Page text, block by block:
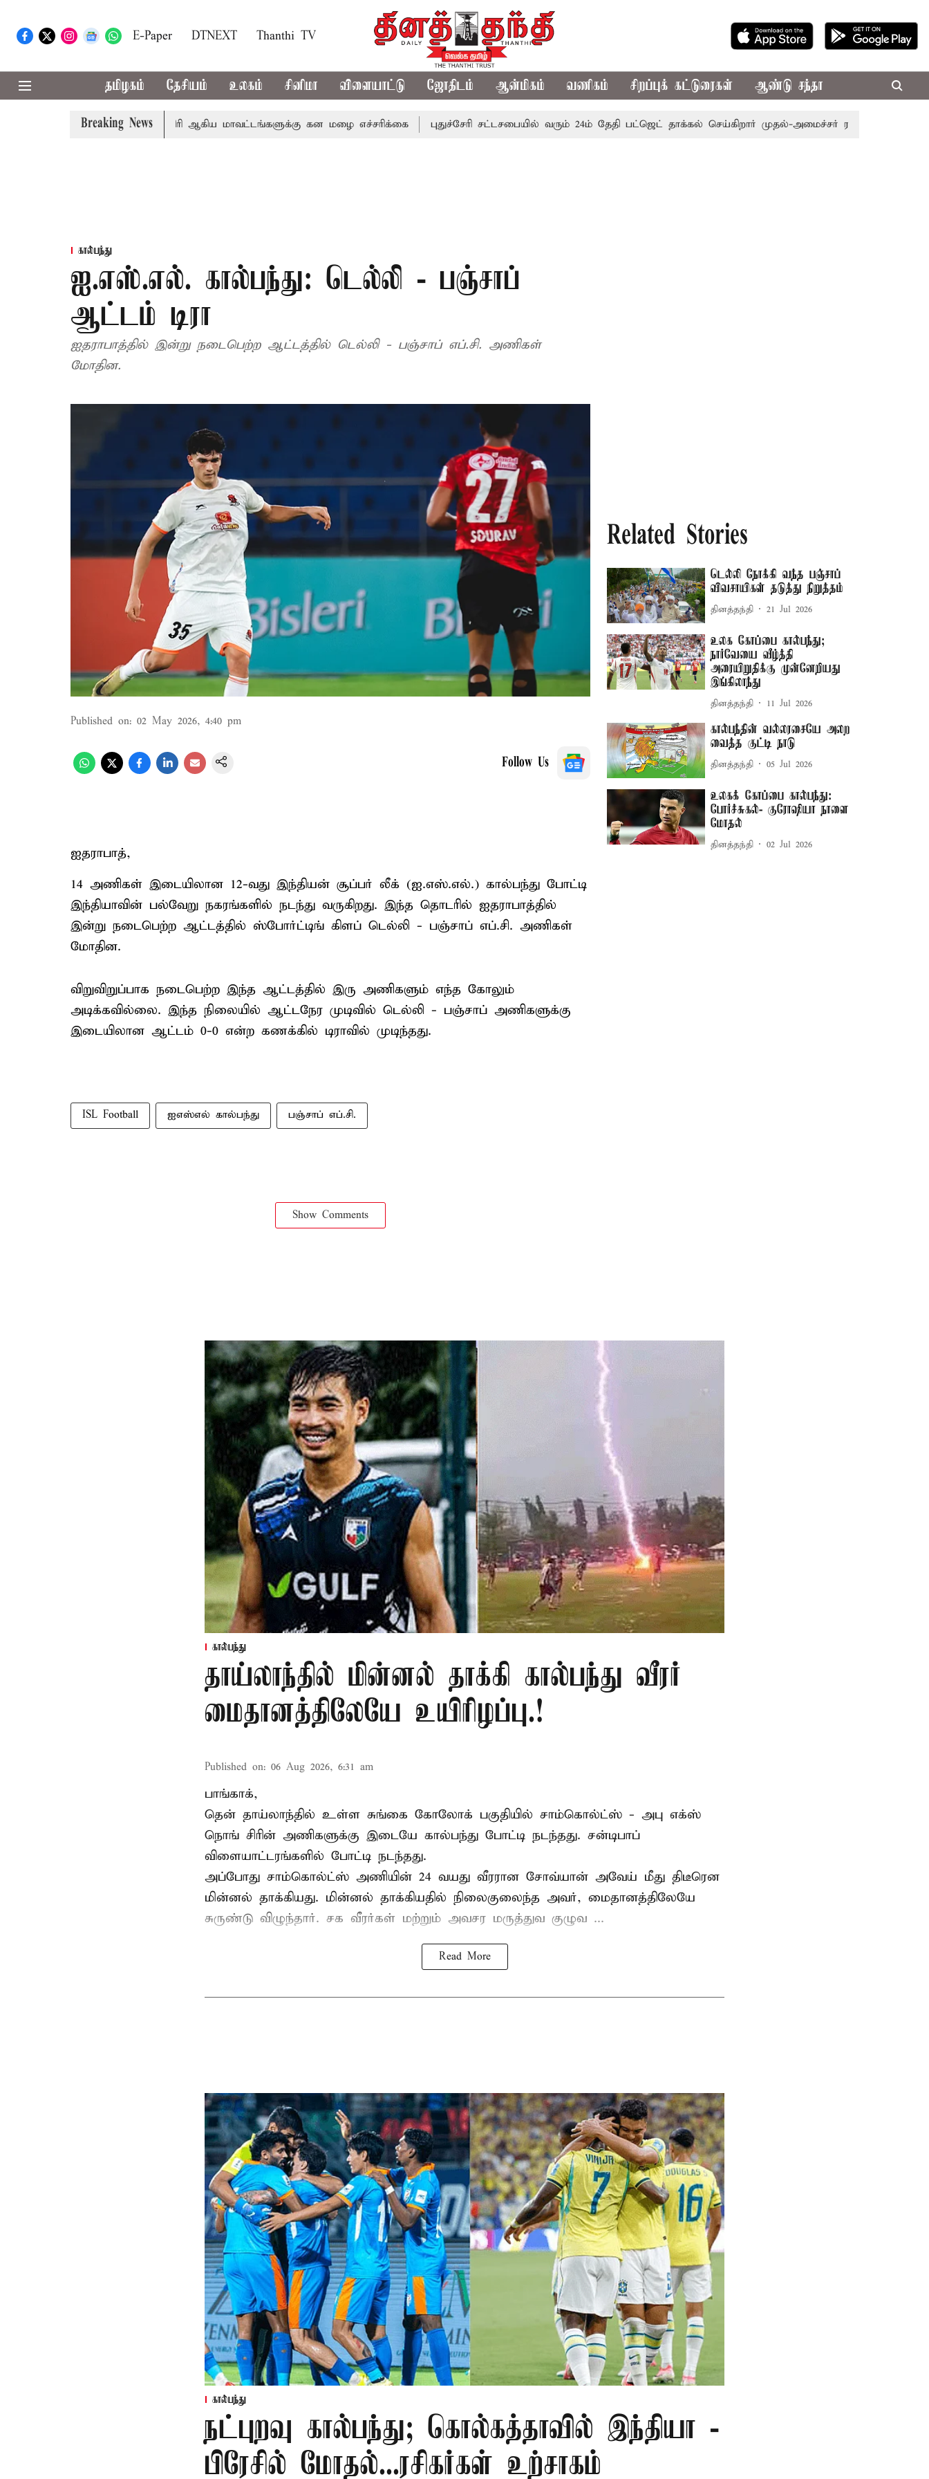
E-Paper DTNEXT Thanthi TV
தமிழகம் தேசியம் உலகம் சினிமா விளையாட்டு ஜோதிடம் ஆன்மிகம் வணிகம் சிறப்புக் கட்டுரைகள் ஆண்டு சந்தா
Breaking News
கோவை, தேனி,நீலகிரி ஆகிய மாவட்டங்களுக்கு கன மழை எச்சரிக்கை புதுச்சேரி சட்டசபையில் வரும் 24ம் தேதி பட்ஜெட் தாக்கல் செய்கிறார் முதல்-அமைச்சர் ரங்கசாமி
கால்பந்து
ஐ.எஸ்.எல். கால்பந்து: டெல்லி - பஞ்சாப்
ஆட்டம் டிரா
ஐதராபாத்தில் இன்று நடைபெற்ற ஆட்டத்தில் டெல்லி - பஞ்சாப் எப்.சி. அணிகள்
மோதின.
Published on: 02 May 2026, 4:40 pm
Follow Us
ஐதராபாத்,
14 அணிகள் இடையிலான 12-வது இந்தியன் சூப்பர் லீக் (ஐ.எஸ்.எல்.) கால்பந்து போட்டி
இந்தியாவின் பல்வேறு நகரங்களில் நடந்து வருகிறது. இந்த தொடரில் ஐதராபாத்தில்
இன்று நடைபெற்ற ஆட்டத்தில் ஸ்போர்ட்டிங் கிளப் டெல்லி - பஞ்சாப் எப்.சி. அணிகள்
மோதின.
விறுவிறுப்பாக நடைபெற்ற இந்த ஆட்டத்தில் இரு அணிகளும் எந்த கோலும்
அடிக்கவில்லை. இந்த நிலையில் ஆட்டநேர முடிவில் டெல்லி - பஞ்சாப் அணிகளுக்கு
இடையிலான ஆட்டம் 0-0 என்ற கணக்கில் டிராவில் முடிந்தது.
ISL Football ஐஎஸ்எல் கால்பந்து பஞ்சாப் எப்.சி.
Show Comments
Related Stories
டெல்லி நோக்கி வந்த பஞ்சாப்
விவசாயிகள் தடுத்து நிறுத்தம்
தினத்தந்தி 21 Jul 2026
உலக கோப்பை கால்பந்து;
நார்வேயை வீழ்த்தி
அரையிறுதிக்கு முன்னேறியது
இங்கிலாந்து
தினத்தந்தி 11 Jul 2026
கால்பந்தின் வல்லரசையே அலற
வைத்த குட்டி நாடு
தினத்தந்தி 05 Jul 2026
உலகக் கோப்பை கால்பந்து:
போர்ச்சுகல்- குரோஷியா நாளை
மோதல்
தினத்தந்தி 02 Jul 2026
கால்பந்து
தாய்லாந்தில் மின்னல் தாக்கி கால்பந்து வீரர்
மைதானத்திலேயே உயிரிழப்பு.!
Published on: 06 Aug 2026, 6:31 am
பாங்காக்,
தென் தாய்லாந்தில் உள்ள சுங்கை கோலோக் பகுதியில் சாம்கொல்ட்ஸ் - அபு எக்ஸ்
நொங் சிரின் அணிகளுக்கு இடையே கால்பந்து போட்டி நடந்தது. சன்டிபாப்
விளையாட்டரங்களில் போட்டி நடந்தது.
அப்போது சாம்கொல்ட்ஸ் அணியின் 24 வயது வீரரான சோவ்யான் அவேய் மீது திடீரென
மின்னல் தாக்கியது. மின்னல் தாக்கியதில் நிலைகுலைந்த அவர், மைதானத்திலேயே
சுருண்டு விழுந்தார். சக வீரர்கள் மற்றும் அவசர மருத்துவ குழுவ ...
Read More
கால்பந்து
நட்புறவு கால்பந்து; கொல்கத்தாவில் இந்தியா -
பிரேசில் மோதல்...ரசிகர்கள் உற்சாகம்